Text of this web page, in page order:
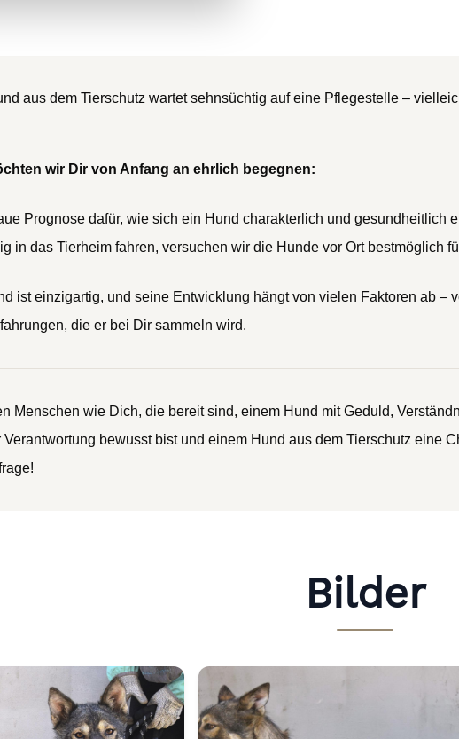
aus dem Tierschutz wartet sehnsüchtig auf eine Pflegestelle –
wir Dir von Anfang an ehrlich begegnen:
Prognose dafür, wie sich ein Hund charakterlich und gesundheitlich
in das Tierheim fahren, versuchen wir die Hunde vor Ort bestmöglich
ist einzigartig, und seine Entwicklung hängt von vielen Faktoren ab –
die er bei Dir sammeln wird.
Menschen wie Dich, die bereit sind, einem Hund mit Geduld,
Verantwortung bewusst bist und einem Hund aus dem Tierschutz eine
Bilder